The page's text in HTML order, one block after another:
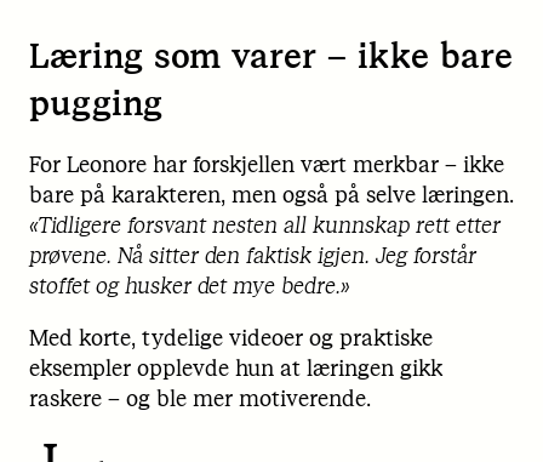
Læring som varer – ikke bare
pugging
For Leonore har forskjellen vært merkbar – ikke
bare på karakteren, men også på selve læringen.
«Tidligere forsvant nesten all kunnskap rett etter
prøvene. Nå sitter den faktisk igjen. Jeg forstår
stoffet og husker det mye bedre.»
Med korte, tydelige videoer og praktiske
eksempler opplevde hun at læringen gikk
raskere – og ble mer motiverende.